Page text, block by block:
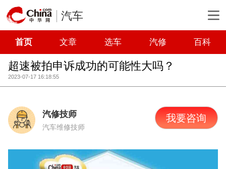
汽车
首页 文章 选车 汽修 百科
超速被拍申诉成功的可能性大吗？
2023-07-17 16:18:55
汽修技师
汽车维修技师
我要咨询